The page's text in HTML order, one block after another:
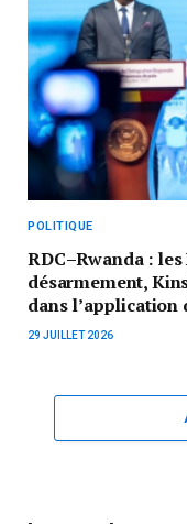
POLITIQUE
RDC–Rwanda :
désarmement,
dans l’application
29 JUILLET 2026